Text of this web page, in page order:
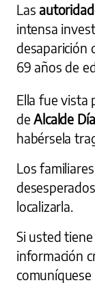
Las
intensa
desaparición
69 años de
Ella fue vista
de Alcalde
habérsela
Los
localizarla.
Si usted
información